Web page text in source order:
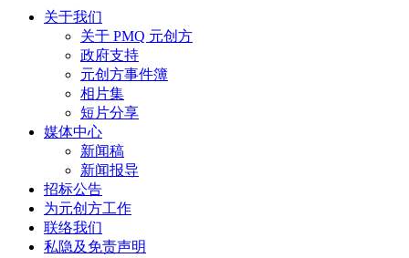
关于我们
关于 PMQ 元创方
政府支持
元创方事件簿
相片集
短片分享
媒体中心
新闻稿
新闻报导
招标公告
为元创方工作
联络我们
私隐及免责声明